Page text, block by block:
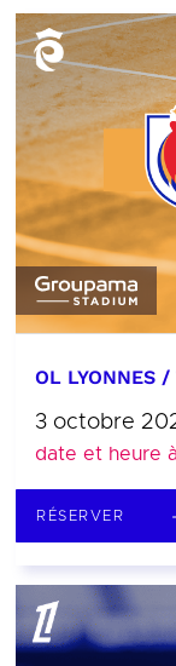
OL LYONNES /
3 octobre
date et heure
RÉSERVER